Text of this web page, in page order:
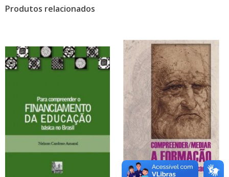
Produtos relacionados